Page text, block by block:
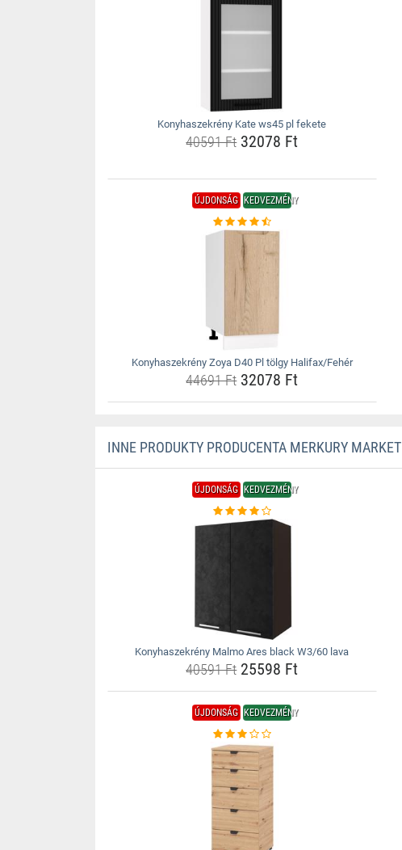
Konyhaszekrény Kate ws45 pl fekete
40591 Ft32078 Ft
ÚJDONSÁG KEDVEZMÉNY
Konyhaszekrény Zoya D40 Pl tölgy Halifax/Fehér
44691 Ft32078 Ft
INNE PRODUKTY PRODUCENTA MERKURY MARKET
ÚJDONSÁG KEDVEZMÉNY
Konyhaszekrény Malmo Ares black W3/60 lava
40591 Ft25598 Ft
ÚJDONSÁG KEDVEZMÉNY